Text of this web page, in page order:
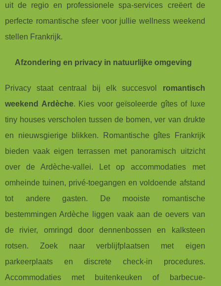
uit de regio en professionele spa-services creëert de
perfecte romantische sfeer voor jullie wellness weekend
stellen Frankrijk.
Afzondering en privacy in natuurlijke omgeving
Privacy staat centraal bij elk succesvol romantisch
weekend Ardèche. Kies voor geïsoleerde gîtes of luxe
tiny houses verscholen tussen de bomen, ver van drukte
en nieuwsgierige blikken. Romantische gîtes Frankrijk
bieden vaak eigen terrassen met panoramisch uitzicht
over de Ardèche-vallei. Let op accommodaties met
omheinde tuinen, privé-toegangen en voldoende afstand
tot andere gasten. De mooiste romantische
bestemmingen Ardèche liggen vaak aan de oevers van
de rivier, omringd door dennenbossen en kalksteen
rotsen. Zoek naar verblijfplaatsen met eigen
parkeerplaats en discrete check-in procedures.
Accommodaties met buitenkeuken of barbecue-